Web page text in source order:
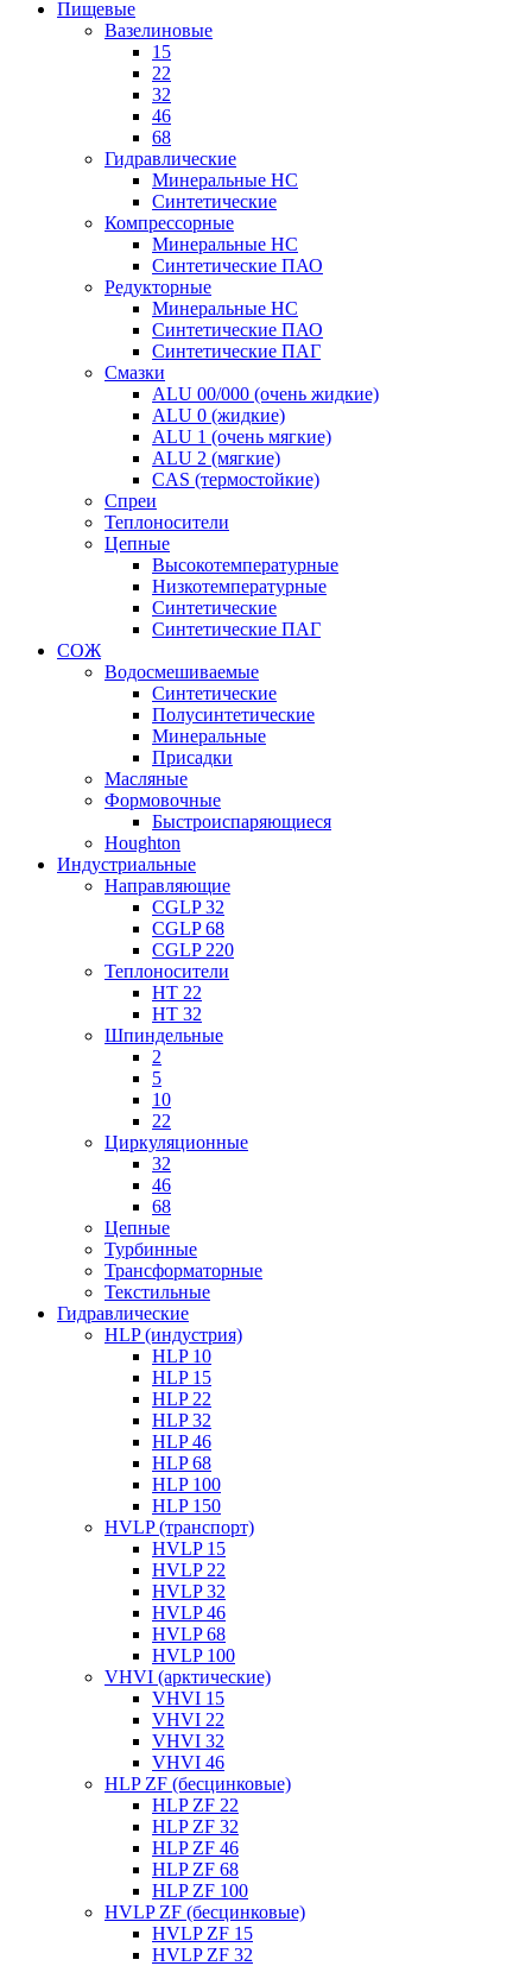
Пищевые
Вазелиновые
15
22
32
46
68
Гидравлические
Минеральные HC
Синтетические
Компрессорные
Минеральные HC
Синтетические ПАО
Редукторные
Минеральные HC
Синтетические ПАО
Синтетические ПАГ
Смазки
ALU 00/000 (очень жидкие)
ALU 0 (жидкие)
ALU 1 (очень мягкие)
ALU 2 (мягкие)
CAS (термостойкие)
Спреи
Теплоносители
Цепные
Высокотемпературные
Низкотемпературные
Синтетические
Синтетические ПАГ
СОЖ
Водосмешиваемые
Синтетические
Полусинтетические
Минеральные
Присадки
Масляные
Формовочные
Быстроиспаряющиеся
Houghton
Индустриальные
Направляющие
CGLP 32
CGLP 68
CGLP 220
Теплоносители
HT 22
HT 32
Шпиндельные
2
5
10
22
Циркуляционные
32
46
68
Цепные
Турбинные
Трансформаторные
Текстильные
Гидравлические
HLP (индустрия)
HLP 10
HLP 15
HLP 22
HLP 32
HLP 46
HLP 68
HLP 100
HLP 150
HVLP (транспорт)
HVLP 15
HVLP 22
HVLP 32
HVLP 46
HVLP 68
HVLP 100
VHVI (арктические)
VHVI 15
VHVI 22
VHVI 32
VHVI 46
HLP ZF (бесцинковые)
HLP ZF 22
HLP ZF 32
HLP ZF 46
HLP ZF 68
HLP ZF 100
HVLP ZF (бесцинковые)
HVLP ZF 15
HVLP ZF 32